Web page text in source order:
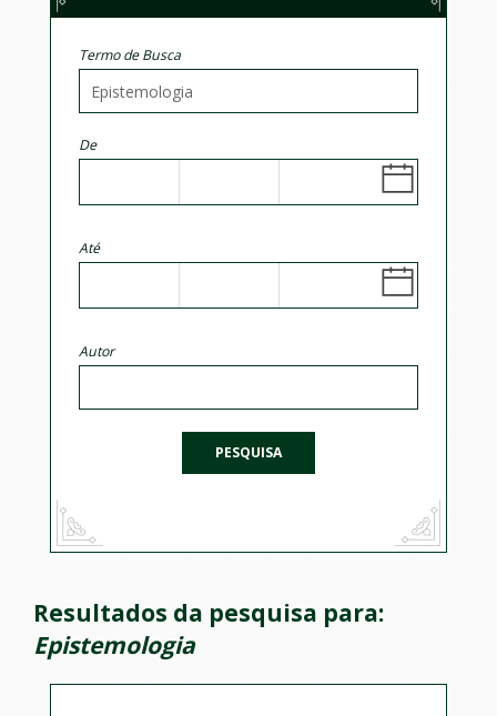
Termo de Busca
De
Até
Autor
PESQUISA
Resultados da pesquisa para:
Epistemologia